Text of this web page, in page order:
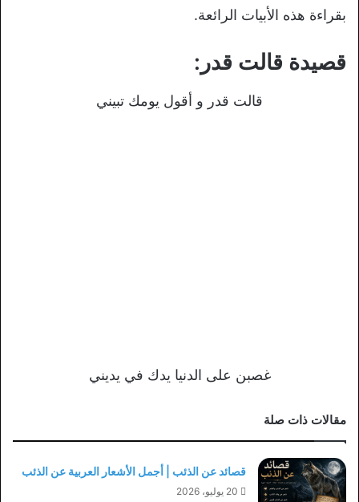
بقراءة هذه الأبيات الرائعة.
قصيدة قالت قدر:
قالت قدر و أقول يومك تبيني
غصبن على الدنيا يدك في يديني
مقالات ذات صلة
قصائد عن الذئب | أجمل الأشعار العربية عن الذئب
20 يوليو، 2026